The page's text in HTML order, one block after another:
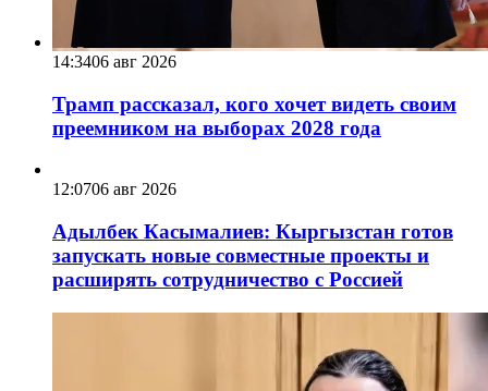
14:3406 авг 2026
Трамп рассказал, кого хочет видеть своим
преемником на выборах 2028 года
12:0706 авг 2026
Адылбек Касымалиев: Кыргызстан готов
запускать новые совместные проекты и
расширять сотрудничество с Россией